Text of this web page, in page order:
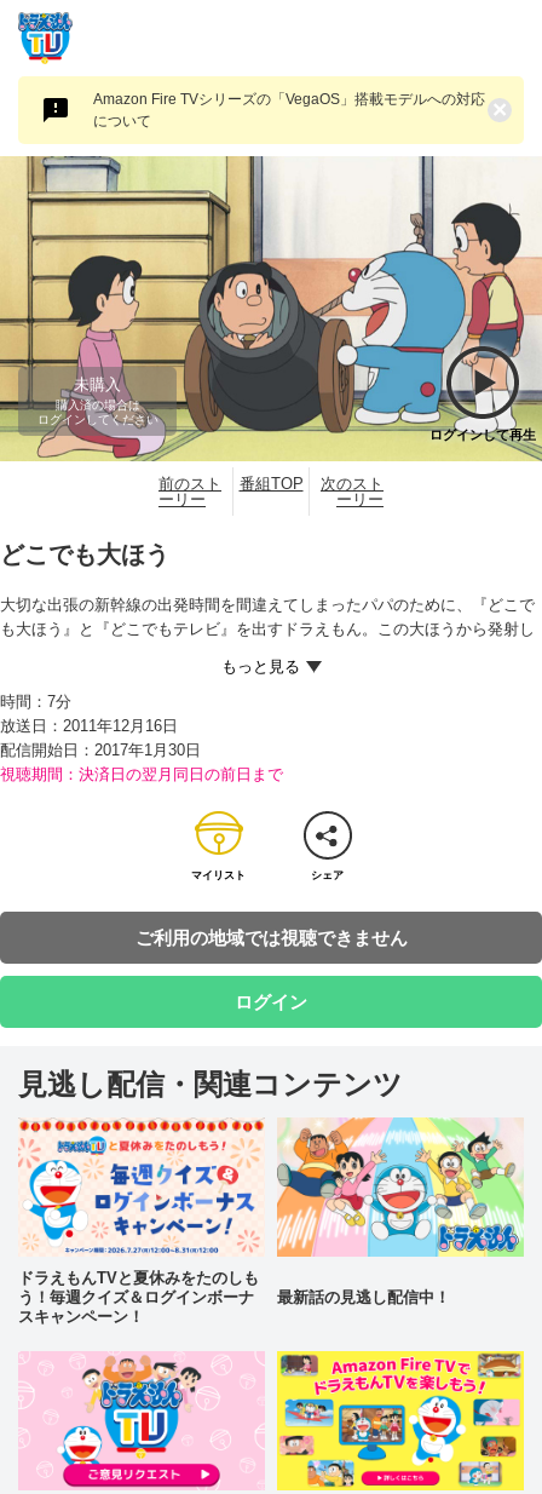
Amazon Fire TVシリーズの「VegaOS」搭載モデルへの対応
について
×
未購入
購入済の場合は
ログインしてください
ログインして再生
前のスト
ーリー
番組TOP
次のスト
ーリー
どこでも大ほう
大切な出張の新幹線の出発時間を間違えてしまったパパのために、『どこで
も大ほう』と『どこでもテレビ』を出すドラえもん。この大ほうから発射し
だという。無事（？）にパパを新幹線まで届けて、まんぞく顔の二人。 大ほ
うでみんなのいる空き地まで飛んで行ったのび太は、しずかちゃんのパパが
忘れて行ったお弁当を会社まで届けてあげることに。続いて、楽しいところ
に行きたいというスネ夫を、ある動物園に飛ばしてあげることに。ところ
が、ジャイアンが無理やり大ほうの中に入ってしまい…！？
時間： 7分
放送日：2011年12月16日
配信開始日： 2017年1月30日
視聴期間：決済日の翌月同日の前日まで
マイリスト シェア
ご利用の地域では視聴できません
ログイン
見逃し配信・関連コンテンツ
ドラえもんTVと夏休みをたのしも
う！毎週クイズ＆ログインボーナ
スキャンペーン！
最新話の見逃し配信中！